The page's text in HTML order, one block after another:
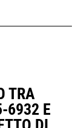
TRA
6932 E